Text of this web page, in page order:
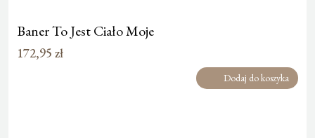
Baner To Jest Ciało Moje
172,95 zł
Dodaj do koszyka